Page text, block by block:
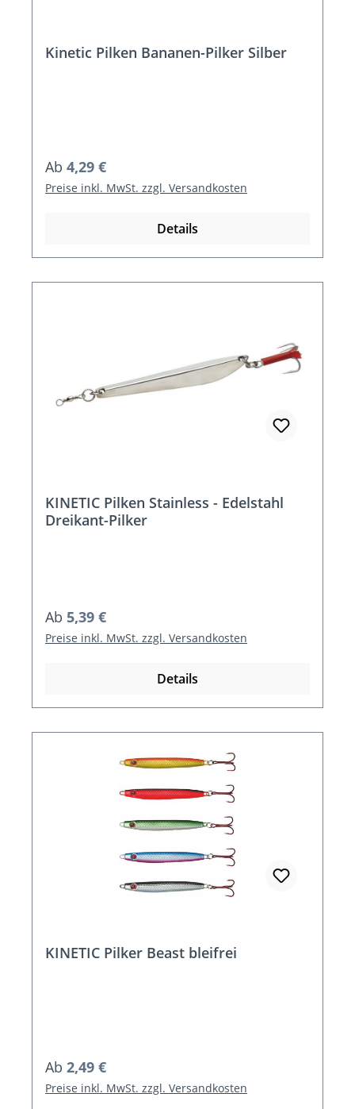
Kinetic Pilken Bananen-Pilker Silber
Regulärer Preis:
Ab 4,29 €
Preise inkl. MwSt. zzgl. Versandkosten
Details
KINETIC Pilken Stainless - Edelstahl
Dreikant-Pilker
Regulärer Preis:
Ab 5,39 €
Preise inkl. MwSt. zzgl. Versandkosten
Details
KINETIC Pilker Beast bleifrei
Regulärer Preis:
Ab 2,49 €
Preise inkl. MwSt. zzgl. Versandkosten